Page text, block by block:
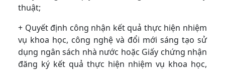
thuật;
+ Quyết định công nhận kết quả thực hiện nhiệm
vụ khoa học, công nghệ và đổi mới sáng tạo sử
dụng ngân sách nhà nước hoặc Giấy chứng nhận
đăng ký kết quả thực hiện nhiệm vụ khoa học,